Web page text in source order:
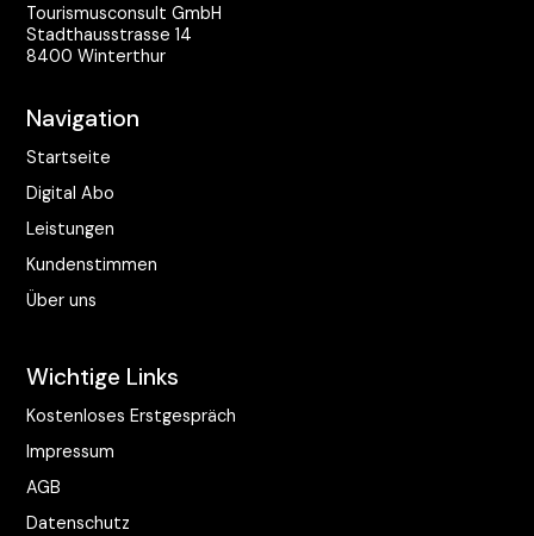
Tourismusconsult GmbH
Stadthausstrasse 14
8400 Winterthur
Navigation
Startseite
Digital Abo
Leistungen
Kundenstimmen
Über uns
Wichtige Links
Kostenloses Erstgespräch
Impressum
AGB
Datenschutz